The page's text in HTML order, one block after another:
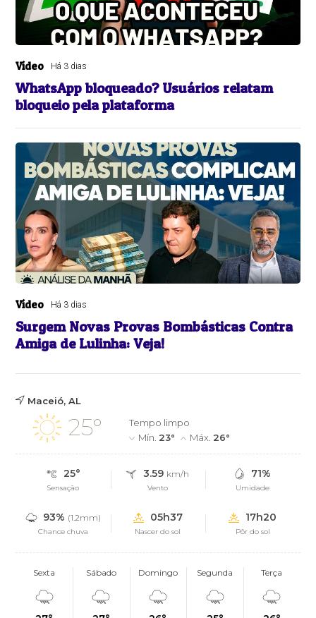
Vídeo Há 3 dias
WhatsApp bloqueado? Usuários relatam
bloqueio pela plataforma
Vídeo Há 3 dias
Surgem Novas Provas Bombásticas Contra
Amiga de Lulinha: Veja!
Maceió, AL
25°
Tempo limpo
Mín. 23° Máx. 26°
25°
Sensação
3.59 km/h
Vento
71%
Umidade
93% (1.2mm)
Chance chuva
05h37
Nascer do sol
17h20
Pôr do sol
Sexta Sábado Domingo Segunda Terça